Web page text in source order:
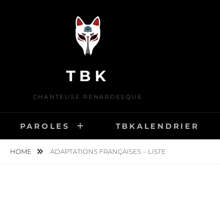
TBK
CHANTEUSE RENARDESQUE
PAROLES TBKALENDRIER
HOME ADAPTATIONS FRANÇAISES – LISTE